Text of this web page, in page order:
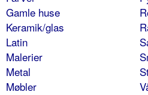
Gamle huse
Keramik/glas
Latin
Malerier
Metal
Møbler